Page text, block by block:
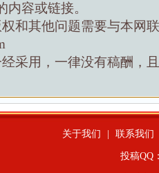
容或链接。
和其他问题需要与本网
采用，一律没有稿酬，
关于我们 联系我们
投稿QQ